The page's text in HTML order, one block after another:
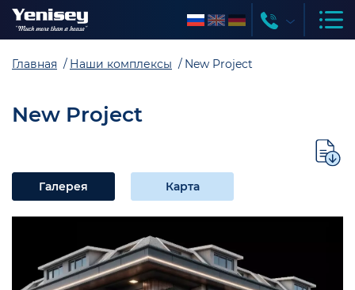
Главная Наши комплексы New Project
New Project
Галерея Карта